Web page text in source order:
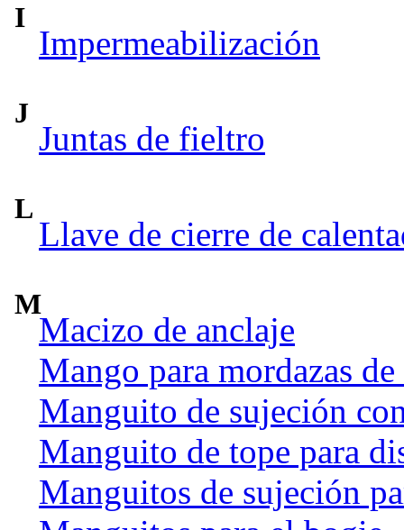
I
Impermeabilización
J
Juntas de fieltro
L
Llave de cierre de
M
Macizo de anclaje
Mango para mordazas de
Manguito de sujeción
Manguito de tope para
Manguitos de sujeción